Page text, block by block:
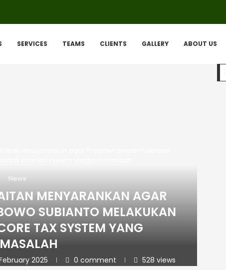
SERVICES TEAMS CLIENTS GALLERY ABOUT US
News
MENYARANKAN AGAR
SUBIANTO MELAKUKAN
TAX SYSTEM YANG
2025 0 comment 528 views